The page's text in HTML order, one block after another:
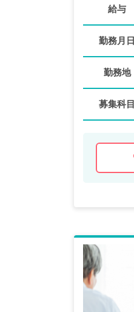
給与
勤務月日
勤務地
募集科目